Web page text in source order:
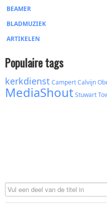
BEAMER
BLADMUZIEK
ARTIKELEN
Populaire tags
kerkdienst CampertCalvijn
MediaShoutStuwart
Vul een deel van de titel in